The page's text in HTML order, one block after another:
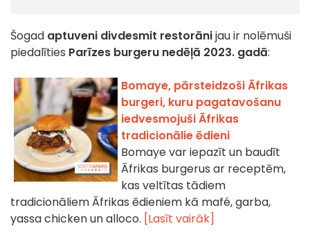
Šogad aptuveni divdesmit restorānijau ir nolēmuši
piedalīties Parīzes burgeru nedēļā 2023. gadā:
Bomaye, pārsteidzoši Āfrikas
burgeri, kuru pagatavošanu
iedvesmojuši Āfrikas
tradicionālie ēdieni
Bomaye var iepazīt un baudīt
Āfrikas burgerus ar receptēm,
kas veltītas tādiem
tradicionāliem Āfrikas ēdieniem kā mafé, garba,
yassa chicken un alloco. [Lasīt vairāk]